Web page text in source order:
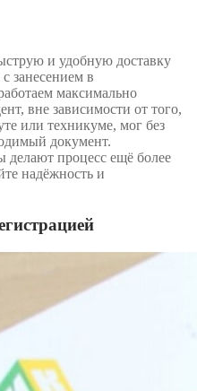
и удобную доставку
занесением в
максимально
вне зависимости от того,
или техникуме, мог без
документ.
делают процесс ещё более
надёжность и